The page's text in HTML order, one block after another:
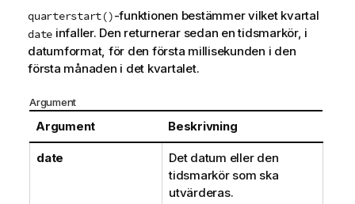
quarterstart()-funktionen bestämmer vilket kvartal
date infaller. Den returnerar sedan en tidsmarkör, i
datumformat, för den första millisekunden i den
första månaden i det kvartalet.
Argument
Argument Beskrivning
date
Det datum eller den
tidsmarkör som ska
utvärderas.